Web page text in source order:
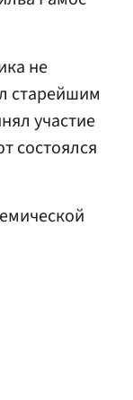
не
старейшим
участие
состоялся